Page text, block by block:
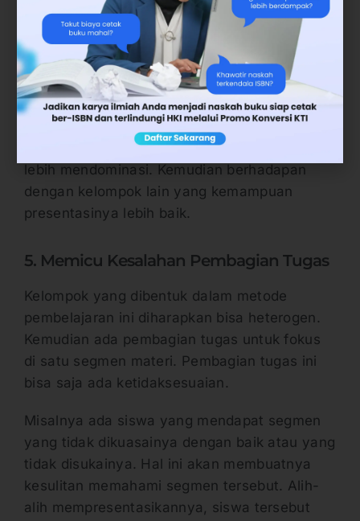
memberi lebih banyak dampak negatif.
4. Bisa Menimbulkan Krisis Percaya Diri
Pembelajaran jigsaw juga bisa memicu krisis
percaya diri pada siswa. Terutama siswa yang
masuk ke kelompok dimana ada siswa yang
lebih mendominasi. Kemudian berhadapan
dengan kelompok lain yang kemampuan
presentasinya lebih baik.
5. Memicu Kesalahan Pembagian Tugas
Kelompok yang dibentuk dalam metode
pembelajaran ini diharapkan bisa heterogen.
Kemudian ada pembagian tugas untuk fokus
di satu segmen materi. Pembagian tugas ini
bisa saja ada ketidaksesuaian.
Misalnya ada siswa yang mendapat segmen
yang tidak dikuasainya dengan baik atau yang
tidak disukainya. Hal ini akan membuatnya
kesulitan memahami segmen tersebut. Alih-
alih mempresentasikannya, siswa tersebut